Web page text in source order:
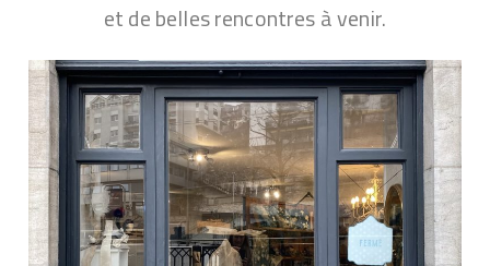
et de belles rencontres à venir.